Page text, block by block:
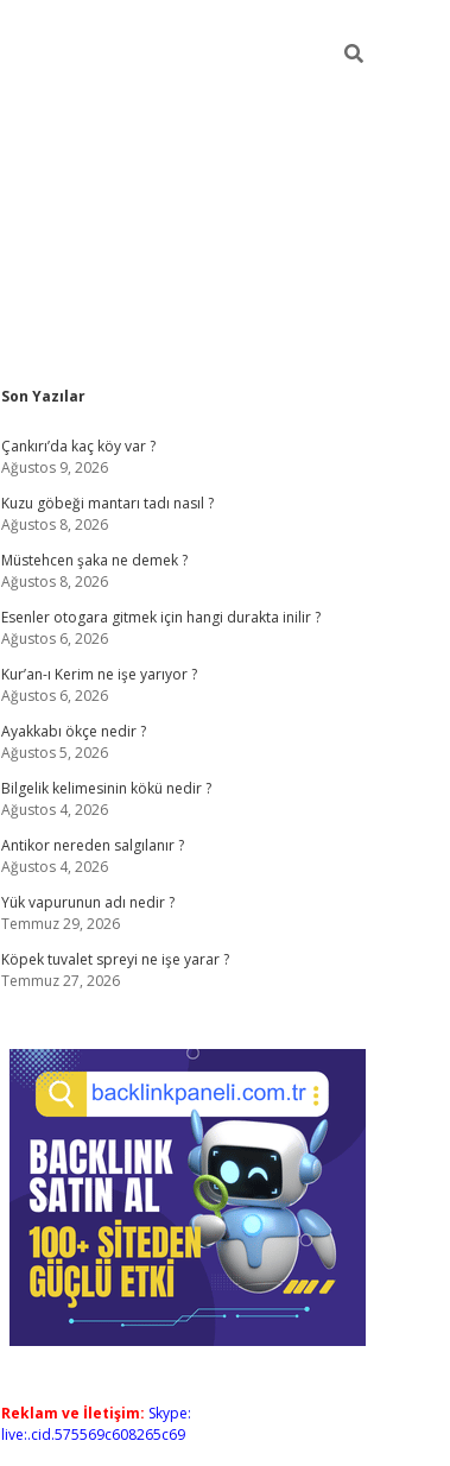
Sidebar
Son Yazılar
Çankırı’da kaç köy var ?
Ağustos 9, 2026
Kuzu göbeği mantarı tadı nasıl ?
Ağustos 8, 2026
Müstehcen şaka ne demek ?
Ağustos 8, 2026
Esenler otogara gitmek için hangi durakta inilir ?
Ağustos 6, 2026
Kur’an-ı Kerim ne işe yarıyor ?
Ağustos 6, 2026
Ayakkabı ökçe nedir ?
Ağustos 5, 2026
Bilgelik kelimesinin kökü nedir ?
Ağustos 4, 2026
Antikor nereden salgılanır ?
Ağustos 4, 2026
Yük vapurunun adı nedir ?
Temmuz 29, 2026
Köpek tuvalet spreyi ne işe yarar ?
Temmuz 27, 2026
Reklam ve İletişim: Skype:
live:.cid.575569c608265c69